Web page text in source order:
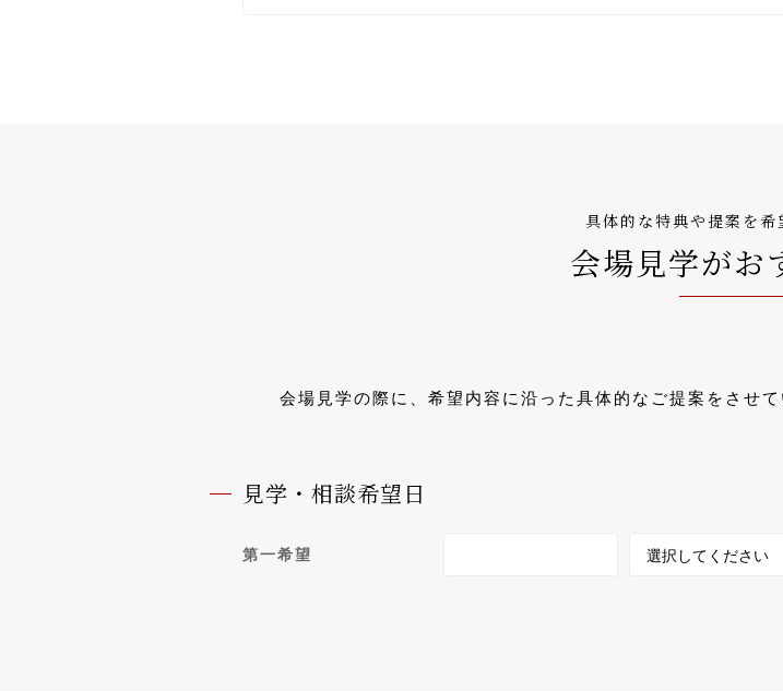
具体的な特典や提案を希
会場見学がお
会場見学の際に、希望内容に沿った具体的なご提案をさせ
見学・相談希望日
第一希望